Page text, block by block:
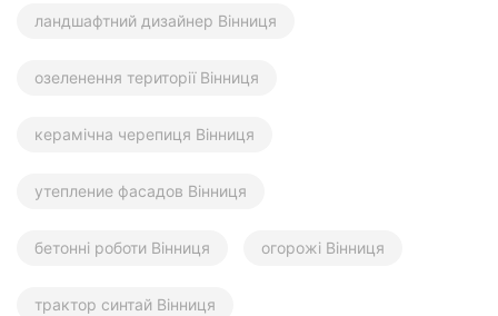
ландшафтний дизайнер Вінниця
озеленення території Вінниця
керамічна черепиця Вінниця
утепление фасадов Вінниця
бетонні роботи Вінниця огорожі Вінниця
трактор синтай Вінниця